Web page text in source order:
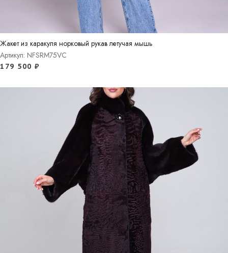
Жакет из каракуля норковый рукав летучая мышь
Артикул: NFSRM75VC
179 500 ₽